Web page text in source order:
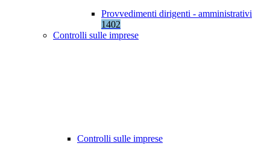
Provvedimenti dirigenti - amministrativi
1402
Controlli sulle imprese
Controlli sulle imprese